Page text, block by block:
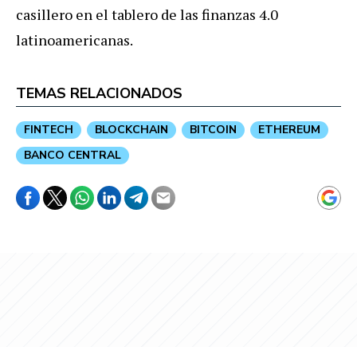
casillero en el tablero de las finanzas 4.0
latinoamericanas.
TEMAS RELACIONADOS
FINTECH BLOCKCHAIN BITCOIN
ETHEREUM
BANCO CENTRAL